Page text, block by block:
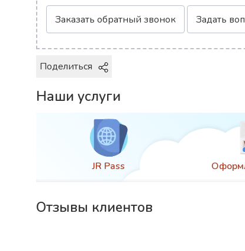
Заказать обратный звонок Задать
Поделиться
Наши услуги
JR Pass
Отзывы клиентов